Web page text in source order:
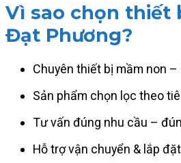
Vì sao chọn thiết
Đạt Phương?
Chuyên thiết bị mầm non –
Sản phẩm chọn lọc theo
Tư vấn đúng nhu cầu –
Hỗ trợ vận chuyển & lắp đặt